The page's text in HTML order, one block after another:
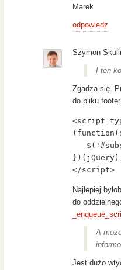
Marek
odpowiedz
Szymon
I ten
Zgadza się.
do pliku
<script
</script>
Najlepiej
do
A
Jest dużo